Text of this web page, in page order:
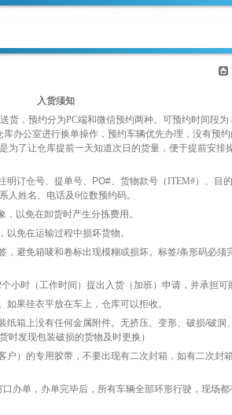
入货须知
货，预约分为PC端和微信预约两种。可预约时间段为
办公室进行换单操作，预约车辆优先办理，没有预
为了让仓库提前一天知道次日的货量，便于提前安排
订仓号、提单号、 PO#、货物款号（ITEM#）、目
人姓名 、 电话及6位数预约码。
以免在卸货时产生分拣费用。
免在运输过程中损坏货物。
，避免箱唛和卷标出现模糊或损坏。标签/条形码必须
个小时（工作时间）提出入货（加班）申请，并承担可
果挂衣平放在车上，仓库可以拒收。
纸箱上没有任何金属附件。无挤压、变形、破损/破洞
时发现包装破损的货物及时更换）
户）的专用胶带，不要出现有二次封箱，如有二次封
办单，办单完毕后，所有车辆全部环形行驶，现场